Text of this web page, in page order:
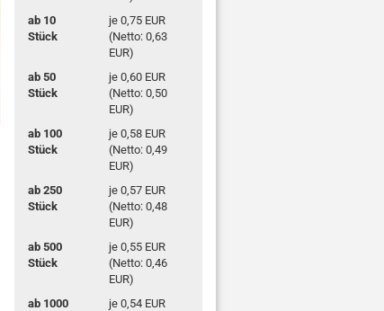
ab 10
Stück
je 0,75 EUR
(Netto: 0,63
EUR)
ab 50
Stück
je 0,60 EUR
(Netto: 0,50
EUR)
ab 100
Stück
je 0,58 EUR
(Netto: 0,49
EUR)
ab 250
Stück
je 0,57 EUR
(Netto: 0,48
EUR)
ab 500
Stück
je 0,55 EUR
(Netto: 0,46
EUR)
ab 1000
je 0,54 EUR